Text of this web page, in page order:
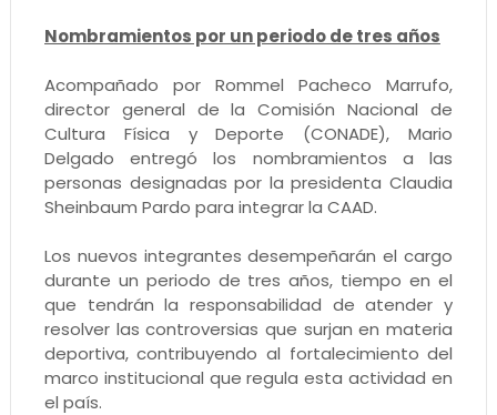
Nombramientos por un periodo de tres años
Acompañado por Rommel Pacheco Marrufo,
director general de la Comisión Nacional de
Cultura Física y Deporte (CONADE), Mario
Delgado entregó los nombramientos a las
personas designadas por la presidenta Claudia
Sheinbaum Pardo para integrar la CAAD.
Los nuevos integrantes desempeñarán el cargo
durante un periodo de tres años, tiempo en el
que tendrán la responsabilidad de atender y
resolver las controversias que surjan en materia
deportiva, contribuyendo al fortalecimiento del
marco institucional que regula esta actividad en
el país.